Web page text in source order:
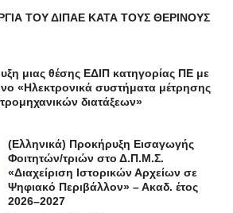
ΤΟΥ ΔΙΠΑΕ ΚΑΤΑ ΤΟΥΣ ΘΕΡΙΝΟΥΣ
μιας θέσης ΕΔΙΠ κατηγορίας ΠΕ με
«Ηλεκτρονικά συστήματα μέτρησης
διατάξεων»
(Ελληνικά) Προκήρυξη Εισαγωγής
Φοιτητών/τριών στο Δ.Π.Μ.Σ.
«Διαχείριση Ιστορικών Αρχείων σε
Ψηφιακό Περιβάλλον» – Ακαδ. έτος
2026–2027